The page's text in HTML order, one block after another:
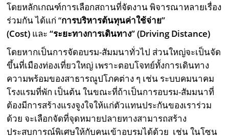
โดยหลักเกณฑ์การเลือกสถานที่จัดงาน พิจารณาหลายเรื่อง
ร่วมกัน ได้แก่ “การบริหารต้นทุนค่าใช้จ่าย”
(Cost) และ“ระยะทางการเดินทาง” (Driving Distance)
โดยหากเป็นการจัดอบรม-สัมมนาทั่วไป ส่วนใหญ่จะเป็นจัด
ขึ้นที่เมืองท่องเที่ยวใหญ่ เพราะตอบโจทย์ทั้งการเดินทาง
ความพร้อมของสาธารณูปโภคต่าง ๆ เช่น ระบบคมนาคม
โรงแรมที่พัก เป็นต้น ในขณะที่ถ้าเป็นการอบรม-สัมมนาที่
ต้องมีการสร้างแรงจูงใจให้แก่ตัวแทนประกันของเราร่วม
ด้วย จะเลือกจัดที่จุดหมายปลายทางสามารถสร้าง
ประสบการณ์พิเศษให้กับคนเข้าอบรมได้ด้วย เช่น ในโซน